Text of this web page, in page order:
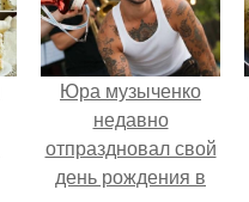
Юра музыченко
недавно
отпраздновал свой
день рождения в